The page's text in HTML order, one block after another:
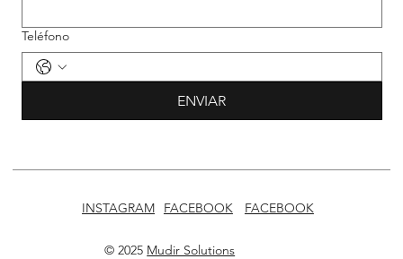
Teléfono
ENVIAR
© 2025 Mudir Solutions
INSTAGRAM FACEBOOK FACEBOOK